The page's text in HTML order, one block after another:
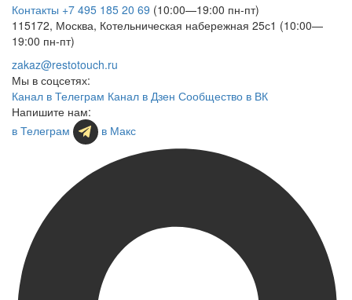
Контакты +7 495 185 20 69 (10:00—19:00 пн-пт)
115172, Москва, Котельническая набережная 25с1 (10:00—
19:00 пн-пт)
zakaz@restotouch.ru
Мы в соцсетях:
Канал в Телеграм Канал в Дзен Сообщество в ВК
Напишите нам:
в Телеграм
в Макс